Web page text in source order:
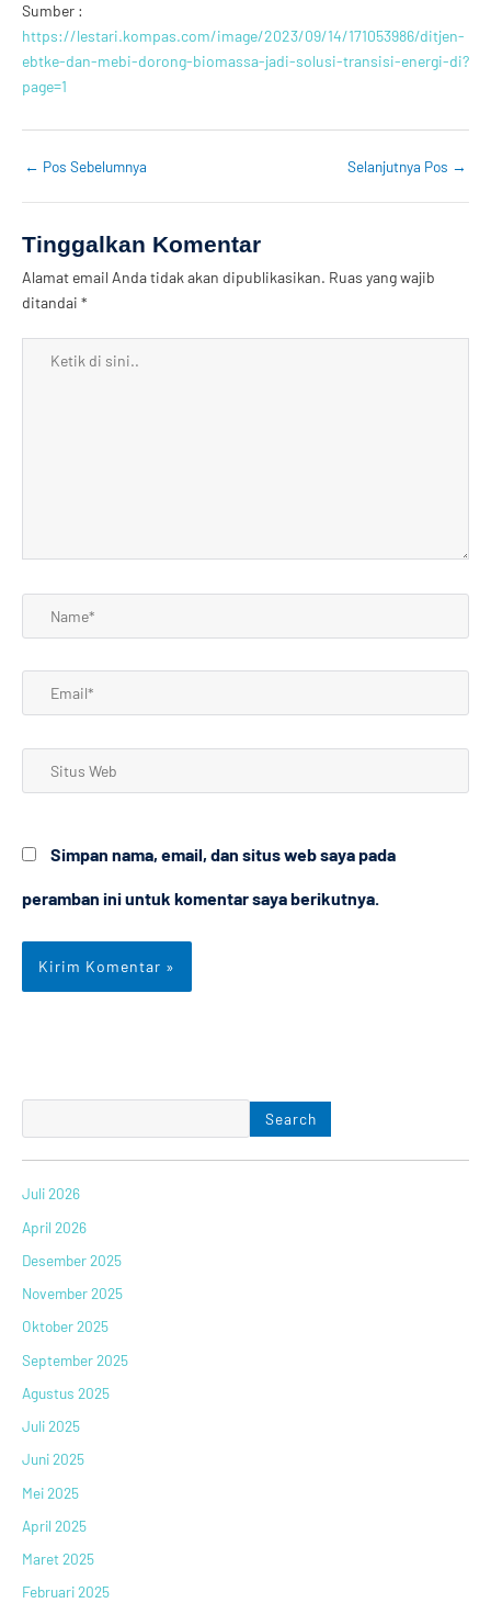
Sumber :
https://lestari.kompas.com/image/2023/09/14/171053986/ditjen-
ebtke-dan-mebi-dorong-biomassa-jadi-solusi-transisi-energi-di?
page=1
← Pos Sebelumnya Selanjutnya Pos →
Tinggalkan Komentar
Alamat email Anda tidak akan dipublikasikan. Ruas yang wajib
ditandai *
Ketik
Name*
Email*
Situs
Simpan nama, email, dan situs web saya pada
peramban ini untuk komentar saya berikutnya.
Search
Juli 2026
April 2026
Desember 2025
November 2025
Oktober 2025
September 2025
Agustus 2025
Juli 2025
Juni 2025
Mei 2025
April 2025
Maret 2025
Februari 2025